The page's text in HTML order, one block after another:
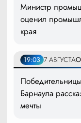
Министр
оценил
края
19:03 7 АВГУСТА
Барнаула
мечты